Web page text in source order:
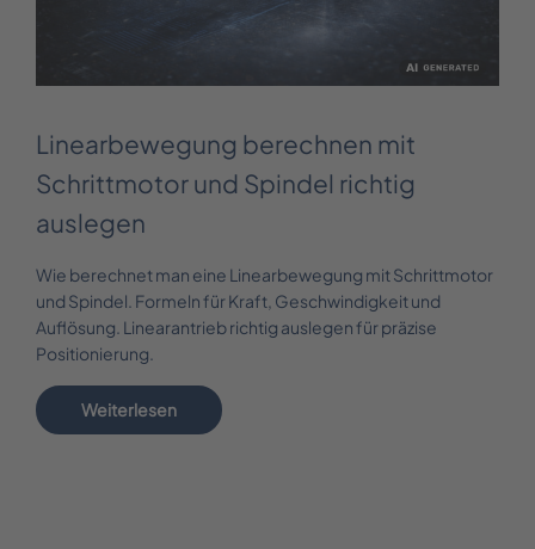
Linearbewegung berechnen mit
Schrittmotor und Spindel richtig
auslegen
Wie berechnet man eine Linearbewegung mit Schrittmotor
und Spindel. Formeln für Kraft, Geschwindigkeit und
Auflösung. Linearantrieb richtig auslegen für präzise
Positionierung.
Weiterlesen